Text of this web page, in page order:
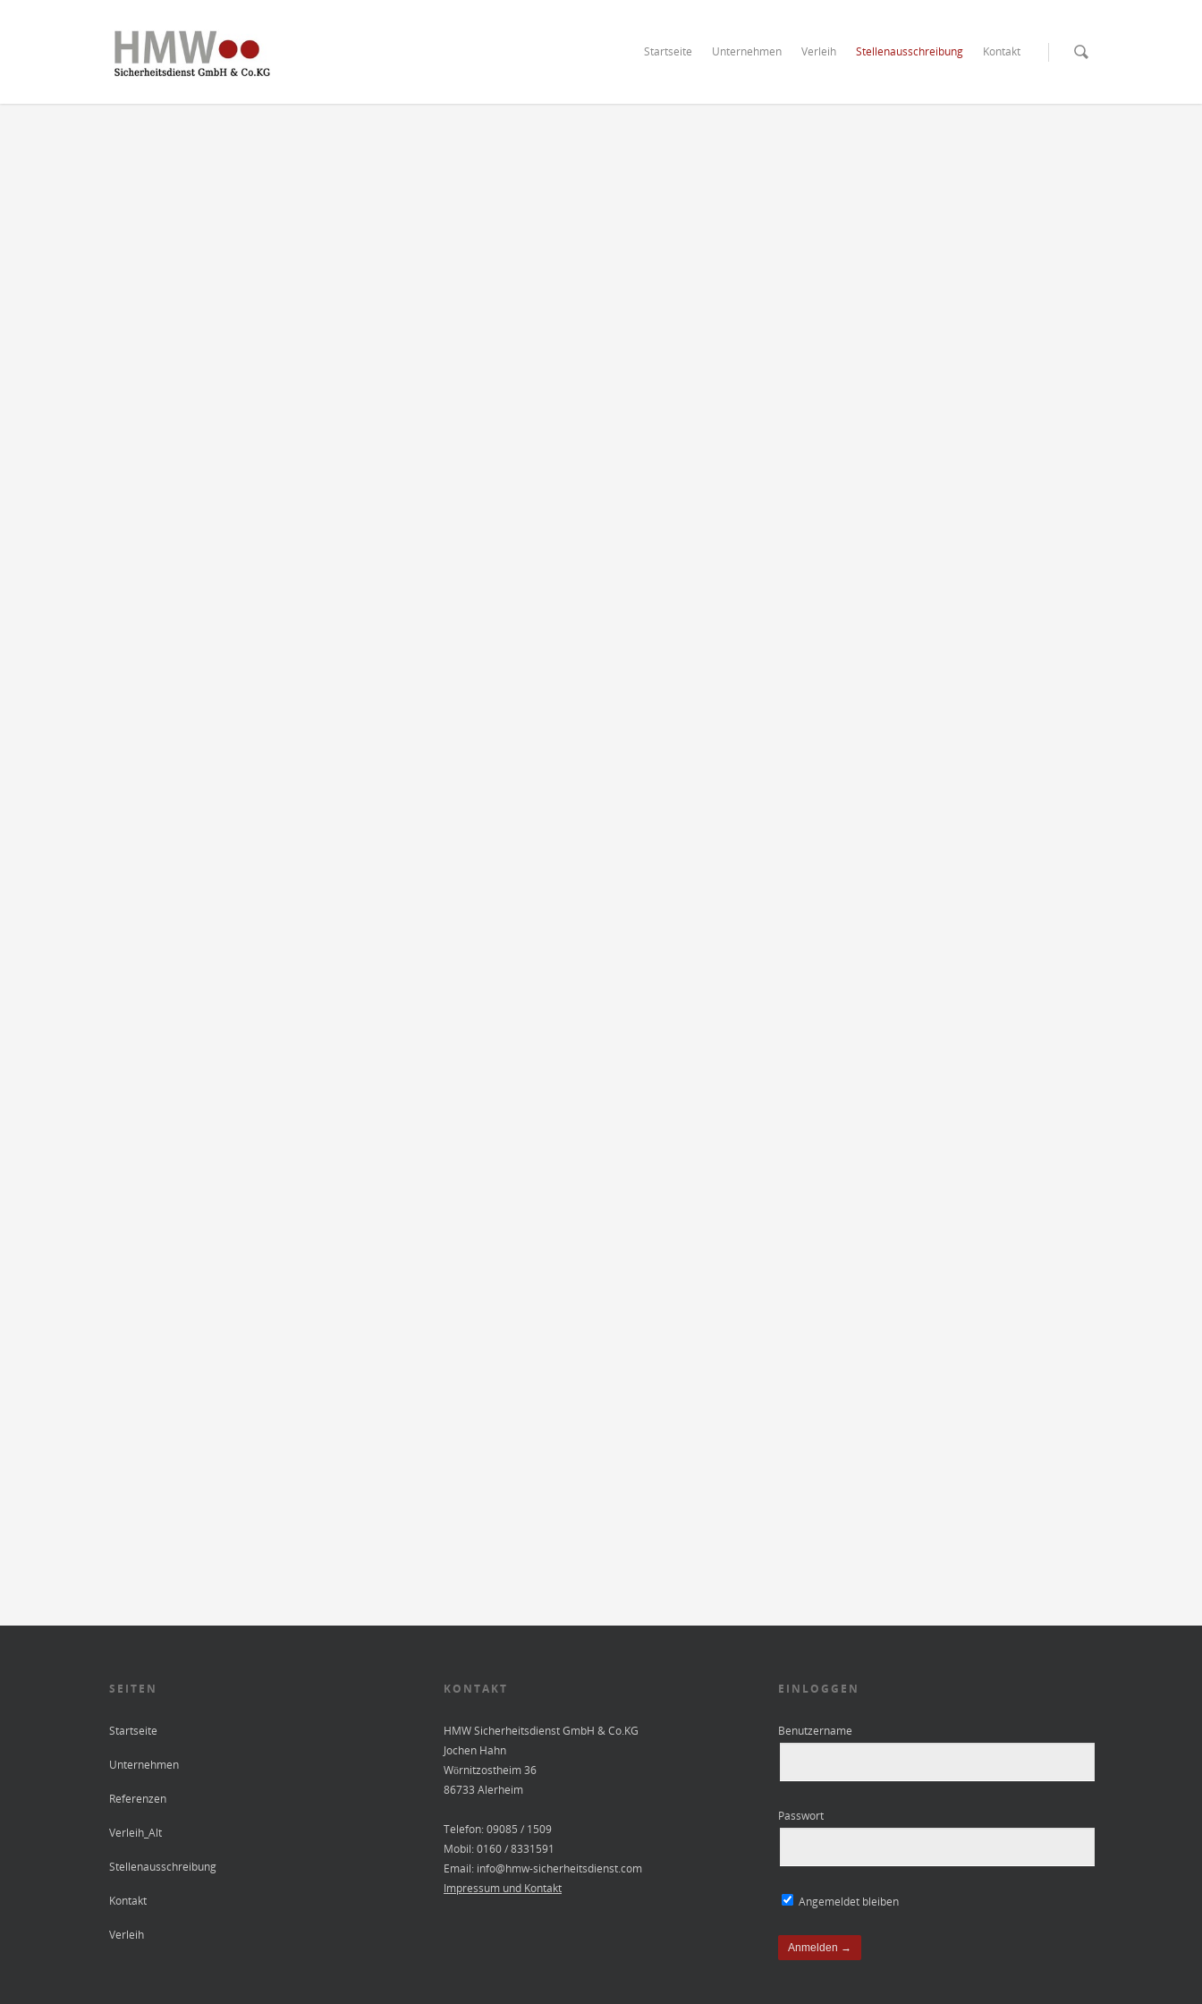
Startseite Unternehmen Verleih Stellenausschreibung Kontakt
SEITEN
Startseite
Unternehmen
Referenzen
Verleih_Alt
Stellenausschreibung
Kontakt
Verleih
KONTAKT
HMW Sicherheitsdienst GmbH & Co.KG
Jochen Hahn
Wörnitzostheim 36
86733 Alerheim
Telefon: 09085 / 1509
Mobil: 0160 / 8331591
Email: info@hmw-sicherheitsdienst.com
Impressum und Kontakt
EINLOGGEN
Benutzername
Passwort
Angemeldet bleiben